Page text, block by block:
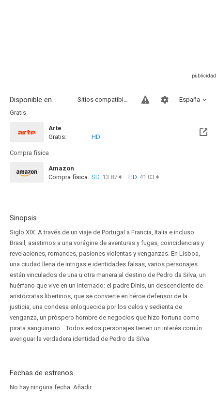
Disponible en... España
Sitios compatibles
Gratis
Arte
Disponible hasta el Mar, 01 Sep 2026 (Quedan 23 días)
Gratis: HD
Compra física
Amazon
Compra física: SD 13.87 € HD 41.03 €
Sinopsis
Siglo XIX. A través de un viaje de Portugal a Francia, Italia e incluso
Brasil, asistimos a una vorágine de aventuras y fugas, coincidencias y
revelaciones, romances, pasiones violentas y venganzas. En Lisboa,
una ciudad llena de intrigas e identidades falsas, varios personajes
están vinculados de una u otra manera al destino de Pedro da Silva, un
huérfano que vive en un internado: el padre Dinis, un descendiente de
aristócratas libertinos, que se convierte en héroe defensor de la
justicia, una condesa enloquecida por los celos y sedienta de
venganza, un próspero hombre de negocios que hizo fortuna como
pirata sanguinario... Todos estos personajes tienen un interés común:
averiguar la verdadera identidad de Pedro da Silva.
Fechas de estrenos
No hay ninguna fecha. Añadir